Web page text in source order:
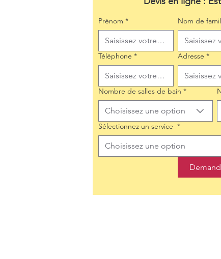
Prénom * Nom de
Téléphone * Adresse *
Nombre de salles de bain *
Choisissez une option
Sélectionnez un service *
Choisissez une option